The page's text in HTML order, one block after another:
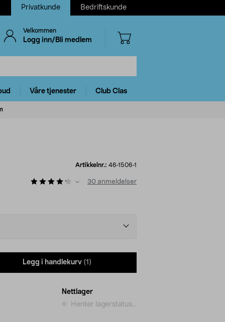
Privatkunde Bedriftskunde
Velkommen
Logg inn/Bli medlem
Våre tjenester Club Clas
Artikkelnr.: 46-1506-1
30 anmeldelser
Legg i handlekurv (1)
Nettlager
Henter lagerstatus...